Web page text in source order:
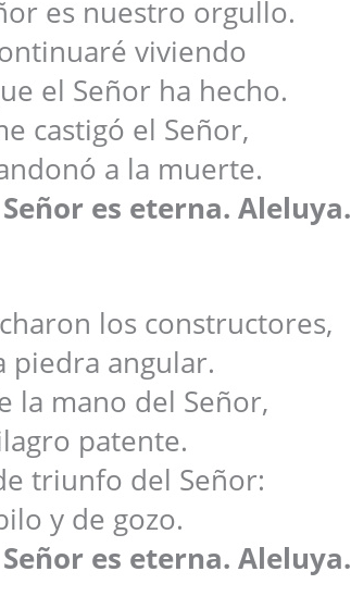
es nuestro orgullo.
viviendo
el Señor ha hecho.
castigó el Señor,
a la muerte.
es eterna. Aleluya.
los constructores,
piedra angular.
la mano del Señor,
patente.
triunfo del Señor:
y de gozo.
es eterna. Aleluya.